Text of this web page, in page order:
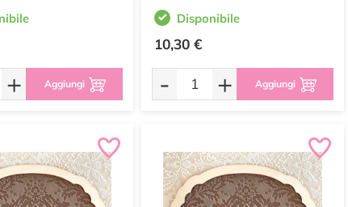
+ Aggiungi
Disponibile
10,30 €
- + Aggiungi